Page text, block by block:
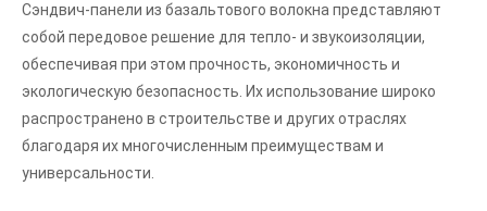
Сэндвич-панели из базальтового волокна представляют
собой передовое решение для тепло- и звукоизоляции,
обеспечивая при этом прочность, экономичность и
экологическую безопасность. Их использование широко
распространено в строительстве и других отраслях
благодаря их многочисленным преимуществам и
универсальности.